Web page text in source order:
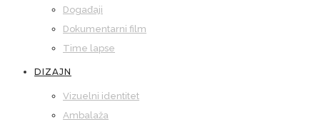
Događaji
Dokumentarni film
Time lapse
DIZAJN
Vizuelni identitet
Ambalaža